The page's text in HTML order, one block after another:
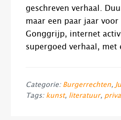
geschreven verhaal.
maar een paar jaar
Gonggrijp, internet
supergoed verhaal, met
Categorie: Burgerrechten,
Tags: kunst, literatuur,